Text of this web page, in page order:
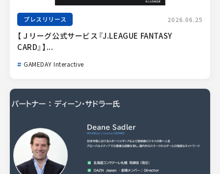
プレスリリース 2026.06.25
【Ｊリーグ公式サービス『J.LEAGUE FANTASY
CARD』】...
GAMEDAY Interactive